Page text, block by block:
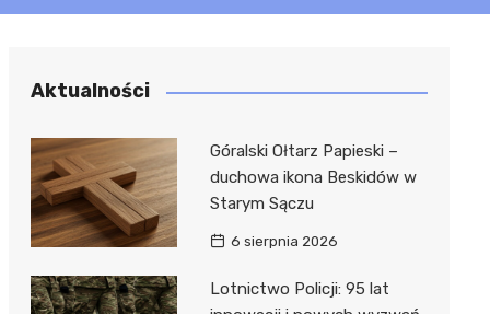
Aktualności
Góralski Ołtarz Papieski –
duchowa ikona Beskidów w
Starym Sączu
6 sierpnia 2026
Lotnictwo Policji: 95 lat